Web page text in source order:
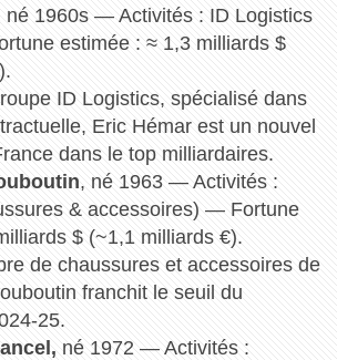
né 1960s — Activités : ID Logistics
estimée : ≈ 1,3 milliards $
ID Logistics, spécialisé dans
Eric Hémar est un nouvel
dans le top milliardaires.
, né 1963 — Activités :
& accessoires) — Fortune
$ (~1,1 milliards €).
de chaussures et accessoires de
franchit le seuil du
25.
né 1972 — Activités :